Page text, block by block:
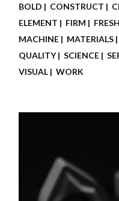
BOLD CONSTRUCT
ELEMENT
FIRM FRESH
MACHINE
MATERIALS
QUALITY
SCIENCE
VISUAL
WORK